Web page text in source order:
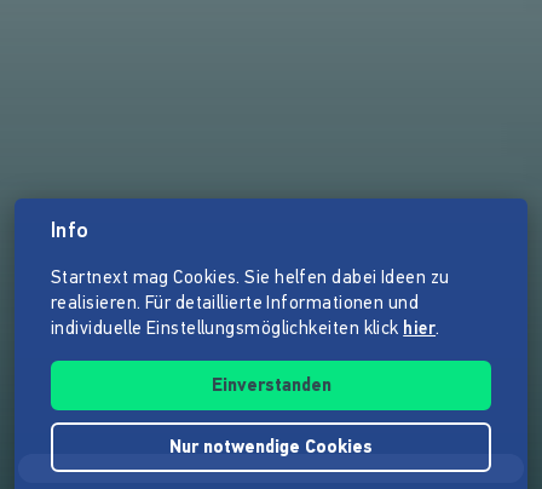
Info
Startnext mag Cookies. Sie helfen dabei Ideen zu
realisieren. Für detaillierte Informationen und
individuelle Einstellungsmöglichkeiten klick hier.
Einverstanden
Nur notwendige Cookies